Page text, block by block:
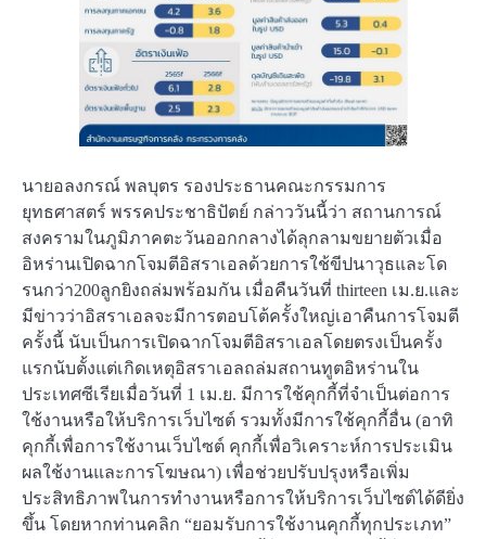
นายอลงกรณ์ พลบุตร รองประธานคณะกรรมการ
ยุทธศาสตร์ พรรคประชาธิปัตย์ กล่าววันนี้ว่า สถานการณ์
สงครามในภูมิภาคตะวันออกกลางได้ลุกลามขยายตัวเมื่อ
อิหร่านเปิดฉากโจมตีอิสราเอลด้วยการใช้ขีปนาวุธและโด
รนกว่า200ลูกยิงถล่มพร้อมกัน เมื่อคืนวันที่ thirteen เม.ย.และ
มีข่าวว่าอิสราเอลจะมีการตอบโต้ครั้งใหญ่เอาคืนการโจมตี
ครั้งนี้ นับเป็นการเปิดฉากโจมตีอิสราเอลโดยตรงเป็นครั้ง
แรกนับตั้งแต่เกิดเหตุอิสราเอลถล่มสถานทูตอิหร่านใน
ประเทศซีเรียเมื่อวันที่ 1 เม.ย. มีการใช้คุกกี้ที่จำเป็นต่อการ
ใช้งานหรือให้บริการเว็บไซต์ รวมทั้งมีการใช้คุกกี้อื่น (อาทิ
คุกกี้เพื่อการใช้งานเว็บไซต์ คุกกี้เพื่อวิเคราะห์การประเมิน
ผลใช้งานและการโฆษณา) เพื่อช่วยปรับปรุงหรือเพิ่ม
ประสิทธิภาพในการทำงานหรือการให้บริการเว็บไซต์ได้ดียิ่ง
ขึ้น โดยหากท่านคลิก “ยอมรับการใช้งานคุกกี้ทุกประเภท”